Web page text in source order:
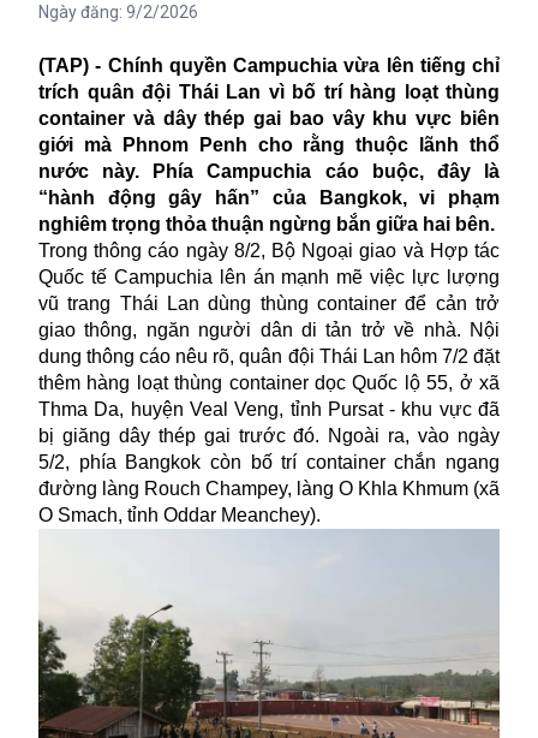
Ngày đăng: 9/2/2026
(TAP) - Chính quyền Campuchia vừa lên tiếng chỉ
trích quân đội Thái Lan vì bố trí hàng loạt thùng
container và dây thép gai bao vây khu vực biên
giới mà Phnom Penh cho rằng thuộc lãnh thổ
nước này. Phía Campuchia cáo buộc, đây là
“hành động gây hấn” của Bangkok, vi phạm
nghiêm trọng thỏa thuận ngừng bắn giữa hai bên.
Trong thông cáo ngày 8/2, Bộ Ngoại giao và Hợp tác
Quốc tế Campuchia lên án mạnh mẽ việc lực lượng
vũ trang Thái Lan dùng thùng container để cản trở
giao thông, ngăn người dân di tản trở về nhà. Nội
dung thông cáo nêu rõ, quân đội Thái Lan hôm 7/2 đặt
thêm hàng loạt thùng container dọc Quốc lộ 55, ở xã
Thma Da, huyện Veal Veng, tỉnh Pursat - khu vực đã
bị giăng dây thép gai trước đó. Ngoài ra, vào ngày
5/2, phía Bangkok còn bố trí container chắn ngang
đường làng Rouch Champey, làng O Khla Khmum (xã
O Smach, tỉnh Oddar Meanchey).